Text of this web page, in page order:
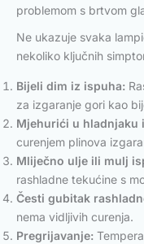
problemom s brtvom
Ne ukazuje svaka
nekoliko ključnih
Bijeli dim iz ispuha:
za izgaranje gori kao
Mjehurići u hladnjaku
curenjem plinova
Mliječno ulje ili mulj
rashladne tekućine s
Česti gubitak
nema vidljivih curenja.
Pregrijavanje: